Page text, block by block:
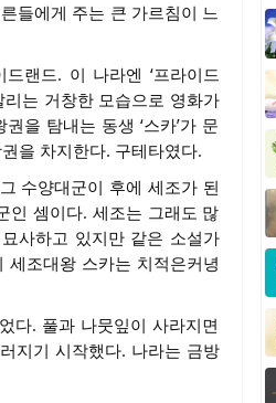
들에게 주는 큰 가르침이 느
랜드. 이 나라엔 ‘프라이드
는 거창한 모습으로 영화가
을 탐내는 동생 ‘스카’가 문
을 차지한다. 구테타였다.
수양대군이 후에 세조가 된
인 셈이다. 세조는 그래도 많
사하고 있지만 같은 소설가
세조대왕 스카는 치적은커녕
다. 풀과 나뭇잎이 사라지면
지기 시작했다. 나라는 금방